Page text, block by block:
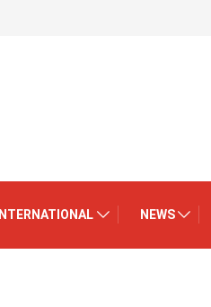
INTERNATIONAL NEWS